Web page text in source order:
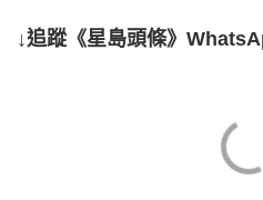
↓追蹤《星島頭條》